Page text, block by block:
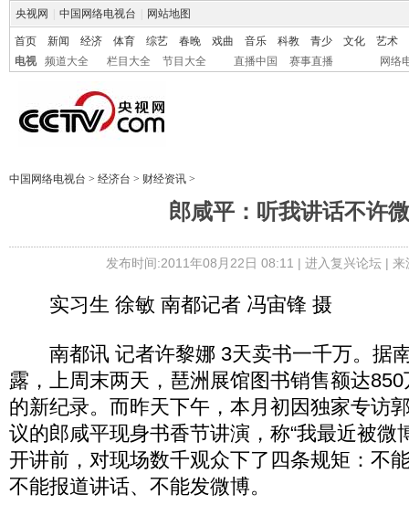
央视网 中国网络电视台 网站地图
首页 新闻 经济 体育 综艺 春晚 戏曲 音乐 科教 青少 文化
艺术
电视
频道大全 栏目大全 节目大全 直播中国 赛事直播 网络
中国网络电视台 > 经济台 > 财经资讯 >
郎咸平：听我讲话不许
发布时间:2011年08月22日 08:11 | 进入复兴论坛| 来
实习生 徐敏 南都记者 冯宙锋 摄
南都讯 记者许黎娜 3天卖书一千万。据
露，上周末两天，琶洲展馆图书销售额达
的新纪录。而昨天下午，本月初因独家专访
议的郎咸平现身书香节讲演，称“我最近被微
开讲前，对现场数千观众下了四条规矩：不
不能报道讲话、不能发微博。